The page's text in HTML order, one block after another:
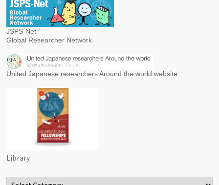
JSPS-Net
Global Researcher Network
United Japanese researchers Around the world website
Library
Categories